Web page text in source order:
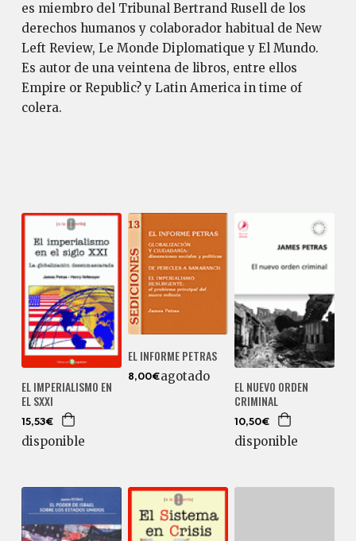
es miembro del Tribunal Bertrand Rusell de los
derechos humanos y colaborador habitual de New
Left Review, Le Monde Diplomatique y El Mundo.
Es autor de una veintena de libros, entre ellos
Empire or Republic? y Latin America in time of
colera.
EL IMPERIALISMO EN
EL SXXI
15,53€
disponible
EL INFORME PETRAS
8,00€agotado
EL NUEVO ORDEN
CRIMINAL
10,50€
disponible